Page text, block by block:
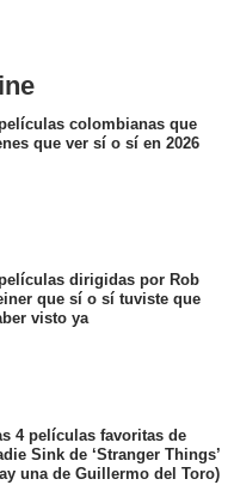
colombianas que
que ver sí o sí en 2026
dirigidas por Rob
que sí o sí tuviste que
visto ya
4 películas favoritas de
Sink de ‘Stranger Things’
una de Guillermo del Toro)